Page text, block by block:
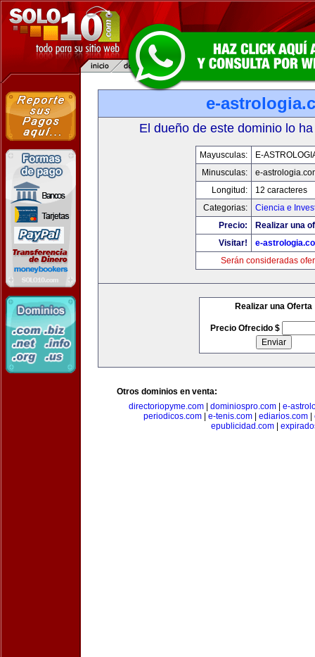
e-
El dueño de este dominio lo
Mayusculas:
E-
Minusculas:
e-
Longitud:
12 caracteres
Categorias:
Ciencia e
Precio:
Realizar una
Visitar!
e-
Serán consideradas
Realizar una Oferta
Precio Ofrecido $
Otros dominios en venta:
directoriopyme.com| dominiospro.com| e-
periodicos.com| e-tenis.com| ediarios.com|
epublicidad.com|